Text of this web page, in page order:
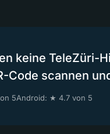
keine TeleZüri-
Code scannen
5Android: ★ 4.7 von 5